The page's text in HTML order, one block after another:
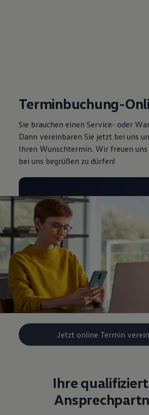
Terminbuchung-
Sie brauchen einen Service- oder
Dann vereinbaren Sie jetzt bei uns
Ihren Wunschtermin. Wir freuen uns
bei uns begrüßen zu dürfen!
Jetzt online Termin
Ihre